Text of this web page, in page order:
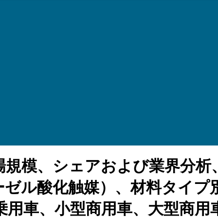
模、シェアおよび業界分
ル酸化触媒）、材料タイ
車、小型商用車、大型商用